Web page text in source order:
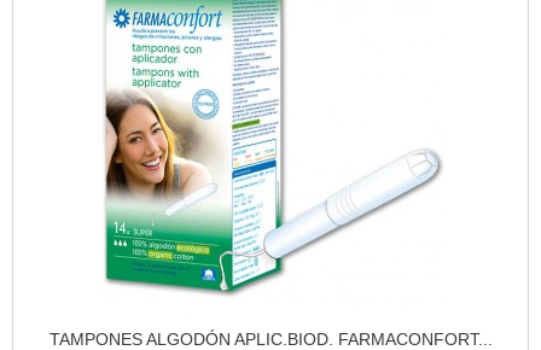
Vista rápida
TAMPONES ALGODÓN APLIC.BIOD. FARMACONFORT...